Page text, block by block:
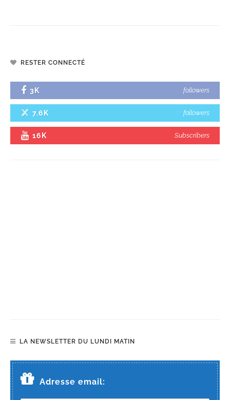
RESTER CONNECTÉ
3K followers
7.6K followers
16K Subscribers
LA NEWSLETTER DU LUNDI MATIN
Adresse email: